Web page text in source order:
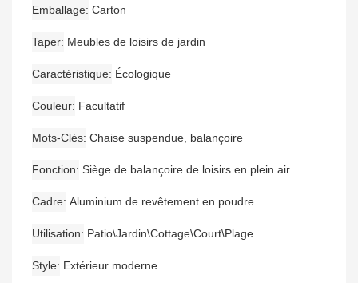
Emballage Carton
Taper Meubles de loisirs de jardin
Caractéristique Écologique
Couleur Facultatif
Mots-Clés Chaise suspendue, balançoire
Fonction Siège de balançoire de loisirs en plein air
Cadre Aluminium de revêtement en poudre
Utilisation Patio\Jardin\Cottage\Court\Plage
Style Extérieur moderne